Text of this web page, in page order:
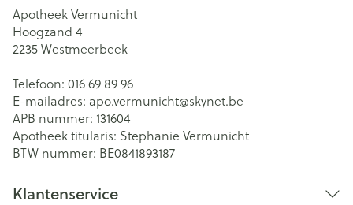
Apotheek Vermunicht
Hoogzand 4
2235Westmeerbeek
Telefoon: 016 69 89 96
E-mailadres: apo.vermunicht@skynet.be
APB nummer: 131604
Apotheek titularis: Stephanie Vermunicht
BTW nummer: BE0841893187
Klantenservice